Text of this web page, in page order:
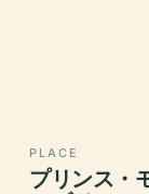
PLACE
プリンス・